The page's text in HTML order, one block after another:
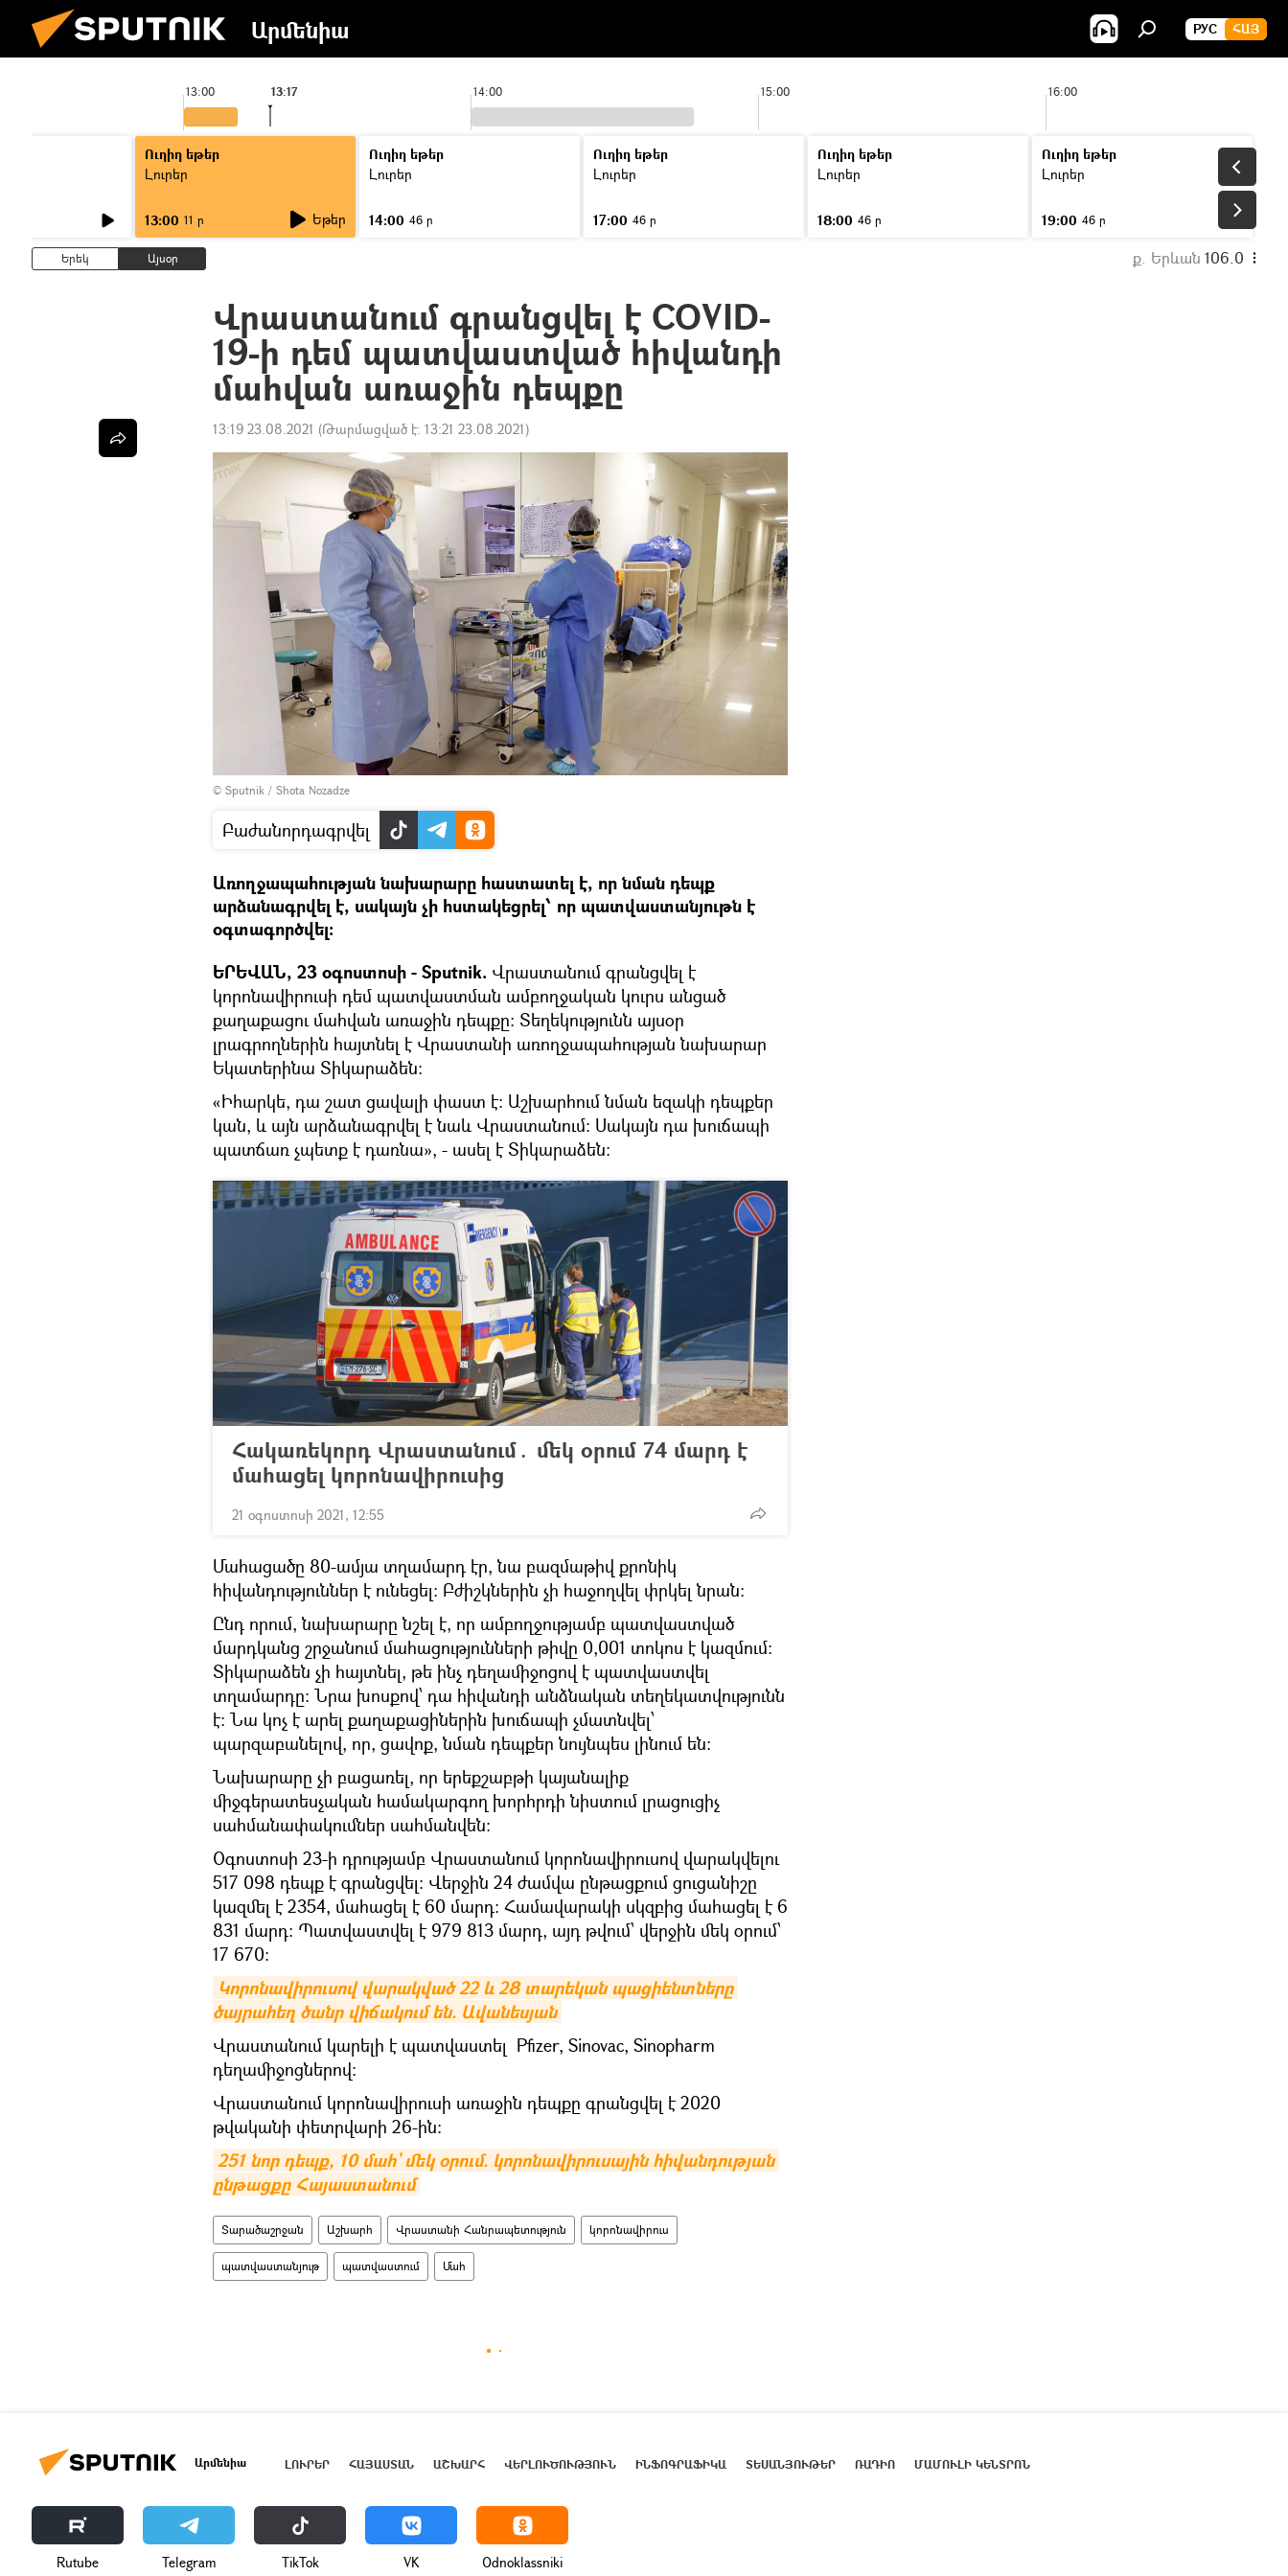
Արմենիա РУС ՀԱՅ
13:00 14:00 15:00 16:00
13:17
Ուղիղ եթեր
Լուրեր
13:00 11 ր Եթեր
Ուղիղ եթեր
Լուրեր
14:00 46 ր
Ուղիղ եթեր
Լուրեր
17:00 46 ր
Ուղիղ եթեր
Լուրեր
18:00 46 ր
Ուղիղ եթեր
Լուրեր
19:00 46 ր
Երեկ Այսօր ք. Երևան 106.0
Վրաստանում գրանցվել է COVID-
19-ի դեմ պատվաստված հիվանդի
մահվան առաջին դեպքը
13:19 23.08.2021 (Թարմացված է: 13:21 23.08.2021)
© Sputnik / Shota Nozadze
Բաժանորդագրվել
Առողջապահության նախարարը հաստատել է, որ նման դեպք
արձանագրվել է, սակայն չի հստակեցրել՝ որ պատվաստանյութն է
օգտագործվել:
ԵՐԵՎԱՆ, 23 օգոստոսի - Sputnik. Վրաստանում գրանցվել է
կորոնավիրուսի դեմ պատվաստման ամբողջական կուրս անցած
քաղաքացու մահվան առաջին դեպքը։ Տեղեկությունն այսօր
լրագրողներին հայտնել է Վրաստանի առողջապահության նախարար
Եկատերինա Տիկարաձեն։
«Իհարկե, դա շատ ցավալի փաստ է։ Աշխարհում նման եզակի դեպքեր
կան, և այն արձանագրվել է նաև Վրաստանում։ Սակայն դա խուճապի
պատճառ չպետք է դառնա», - ասել է Տիկարաձեն։
Հակառեկորդ Վրաստանում․ մեկ օրում 74 մարդ է
մահացել կորոնավիրուսից
21 օգոստոսի 2021, 12:55
Մահացածը 80-ամյա տղամարդ էր, նա բազմաթիվ քրոնիկ
հիվանդություններ է ունեցել։ Բժիշկներին չի հաջողվել փրկել նրան։
Ընդ որում, նախարարը նշել է, որ ամբողջությամբ պատվաստված
մարդկանց շրջանում մահացությունների թիվը 0,001 տոկոս է կազմում:
Տիկարաձեն չի հայտնել, թե ինչ դեղամիջոցով է պատվաստվել
տղամարդը։ Նրա խոսքով՝ դա հիվանդի անձնական տեղեկատվությունն
է։ Նա կոչ է արել քաղաքացիներին խուճապի չմատնվել՝
պարզաբանելով, որ, ցավոք, նման դեպքեր նույնպես լինում են։
Նախարարը չի բացառել, որ երեքշաբթի կայանալիք
միջգերատեսչական համակարգող խորհրդի նիստում լրացուցիչ
սահմանափակումներ սահմանվեն:
Օգոստոսի 23-ի դրությամբ Վրաստանում կորոնավիրուսով վարակվելու
517 098 դեպք է գրանցվել։ Վերջին 24 ժամվա ընթացքում ցուցանիշը
կազմել է 2354, մահացել է 60 մարդ։ Համավարակի սկզբից մահացել է 6
831 մարդ։ Պատվաստվել է 979 813 մարդ, այդ թվում՝ վերջին մեկ օրում՝
17 670։
Կորոնավիրուսով վարակված 22 և 28 տարեկան պացիենտները
ծայրահեղ ծանր վիճակում են. Ավանեսյան
Վրաստանում կարելի է պատվաստել Pfizer, Sinovac, Sinopharm
դեղամիջոցներով։
Վրաստանում կորոնավիրուսի առաջին դեպքը գրանցվել է 2020
թվականի փետրվարի 26-ին:
251 նոր դեպք, 10 մահ` մեկ օրում. կորոնավիրուսային հիվանդության
ընթացքը Հայաստանում
Տարածաշրջան Աշխարհ Վրաստանի Հանրապետություն կորոնավիրուս
պատվաստանյութ պատվաստում Մահ
Արմենիա ԼՈՒՐԵՐ ՀԱՅԱՍՏԱՆ ԱՇԽԱՐՀ ՎԵՐԼՈՒԾՈՒԹՅՈՒՆ ԻՆՖՈԳՐԱՖԻԿԱ ՏԵՍԱՆՅՈՒԹԵՐ ՌԱԴԻՈ ՄԱՄՈՒԼԻ ԿԵՆՏՐՈՆ
Rutube Telegram ТikТоk VK Odnoklassniki